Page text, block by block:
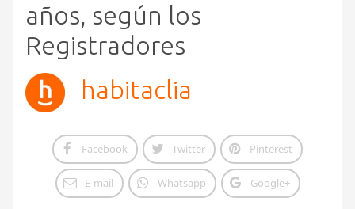
años, según los
Registradores
habitaclia
Facebook Twitter Pinterest
E-mail Whatsapp Google+